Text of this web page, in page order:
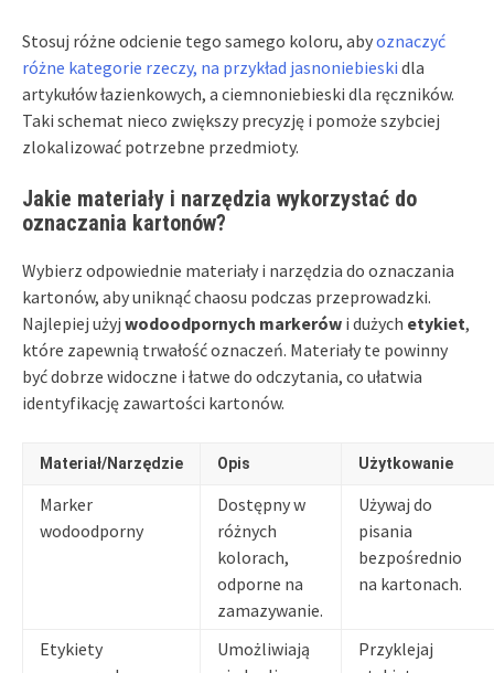
Stosuj różne odcienie tego samego koloru, abyoznaczyć
różne kategorie rzeczy, na przykład jasnoniebieski dla
artykułów łazienkowych, a ciemnoniebieski dla ręczników.
Taki schemat nieco zwiększy precyzję i pomoże szybciej
zlokalizować potrzebne przedmioty.
Jakie materiały i narzędzia wykorzystać do
oznaczania kartonów?
Wybierz odpowiednie materiały i narzędzia do oznaczania
kartonów, aby uniknąć chaosu podczas przeprowadzki.
Najlepiej użyj wodoodpornych markerów i dużych etykiet,
które zapewnią trwałość oznaczeń. Materiały te powinny
być dobrze widoczne i łatwe do odczytania, co ułatwia
identyfikację zawartości kartonów.
Materiał/Narzędzie Opis Użytkowanie
Marker
wodoodporny
Dostępny w
różnych
kolorach,
odporne na
zamazywanie.
Używaj do
pisania
bezpośrednio
na kartonach.
Etykiety
Umożliwiają
Przyklejaj